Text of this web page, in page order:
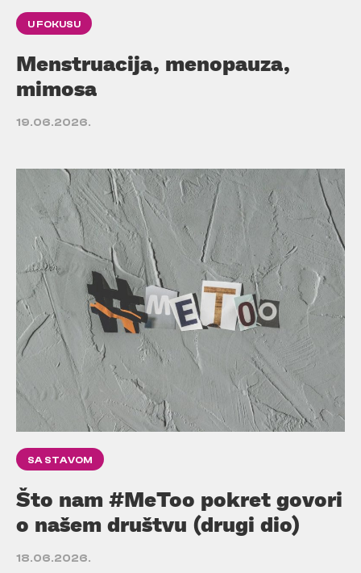
U FOKUSU
Menstruacija, menopauza,
mimosa
19.06.2026.
SA STAVOM
Što nam #MeToo pokret govori
o našem društvu (drugi dio)
18.06.2026.